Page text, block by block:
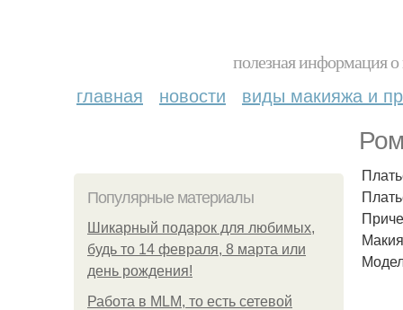
полезная информация
главная новости виды макияжа и
Популярные материалы
Шикарный подарок для любимых,
будь то 14 февраля, 8 марта или
день рождения!
Работа в MLM, то есть сетевой